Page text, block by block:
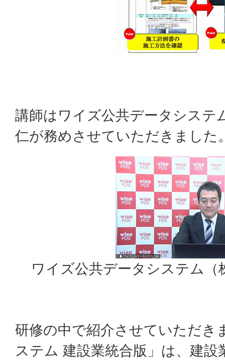
講師はワイズ公共データシステ
仁が務めさせていただきました
ワイズ公共データシステム（
研修の中で紹介させていただき
ステム 建設業統合版」は、建